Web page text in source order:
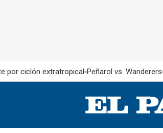
por ciclón extratropical Peñarol vs. Wanderers